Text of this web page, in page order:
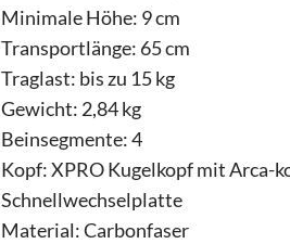
Minimale Höhe: 9 cm
Transportlänge: 65 cm
Traglast: bis zu 15 kg
Gewicht: 2,84 kg
Beinsegmente:4
Kopf:XPRO Kugelkopf mit Arca-
Schnellwechselplatte
Material:Carbonfaser